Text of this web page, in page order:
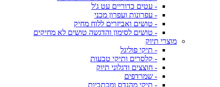
- עטים כדוריים עט ג'ל
- עפרונות ועפרון מכני
- טושים ואביזרים ללוח מחיק
- טושים לסימון והדגשה טושים לא מחיקים
מוצרי תיוק
- תיקי פוליגל
- קלסרים ותיקי טבעות
- חוצצים ודגלוני תיוק
- שמרדפים
- תיקי מהנדס ומכתביות